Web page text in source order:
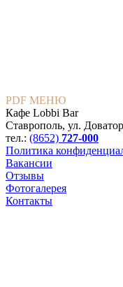
PDF МЕНЮ
Кафе Lobbi Bar
Ставрополь, ул.
тел.: (8652) 727-000
Политика
Вакансии
Отзывы
Фотогалерея
Контакты